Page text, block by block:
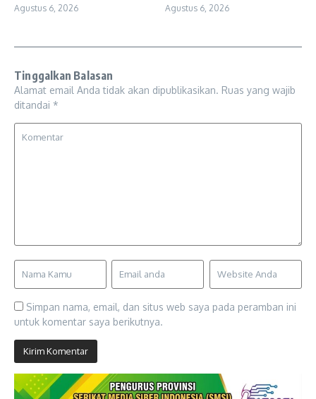
Agustus 6, 2026 Agustus 6, 2026
Tinggalkan Balasan
Alamat email Anda tidak akan dipublikasikan. Ruas yang wajib
ditandai *
Simpan nama, email, dan situs web saya pada peramban ini
untuk komentar saya berikutnya.